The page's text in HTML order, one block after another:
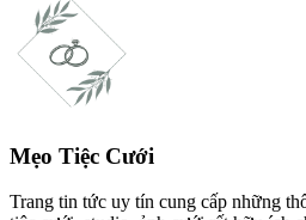
Mẹo Tiệc Cưới
Trang tin tức uy tín cung cấp những